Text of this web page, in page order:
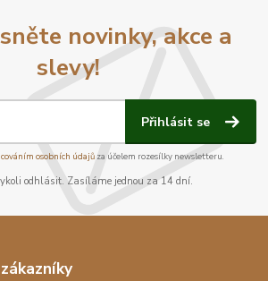
novinky, akce a
slevy!
Přihlásit se
osobních údajůza účelem rozesílky newsletteru.
odhlásit. Zasíláme jednou za 14 dní.